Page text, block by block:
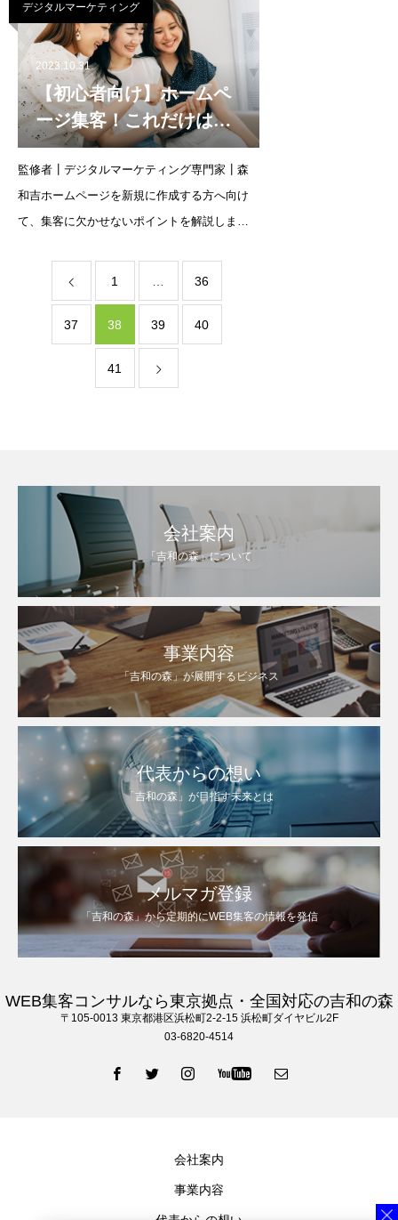
果的な集客ができるのかを知りたいという方
もいるのではないでしょうか。
デジタルマーケティング
2023.10.31
【初心者向け】ホームペ
ージ集客！これだけはや
っておきたいポイント
監修者┃デジタルマーケティング専門家┃森
和吉ホームページを新規に作成する方へ向け
て、集客に欠かせないポイントを解説しま
た運用が大切です。初心者はホー
1 36
37 38 39 40
41
会社案内
「吉和の森」について
事業内容
「吉和の森」が展開するビジネス
代表からの想い
「吉和の森」が目指す未来とは
メルマガ登録
「吉和の森」から定期的にWEB集客の情報を発信
WEB集客コンサルなら東京拠点・全国対応の吉和の森
〒105‐0013 東京都港区浜松町2-2-15 浜松町ダイヤビル2F
03-6820-4514
会社案内
事業内容